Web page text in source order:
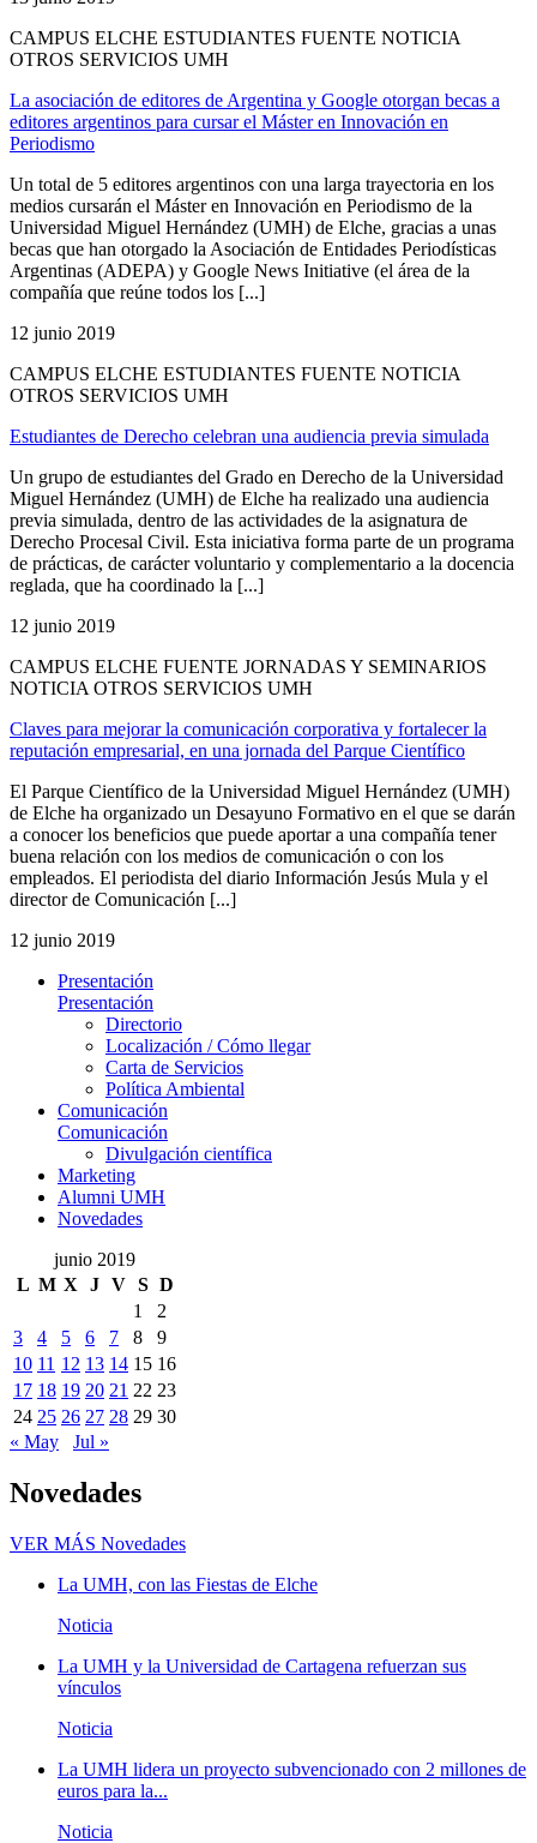
CAMPUS ELCHE ESTUDIANTES FUENTE NOTICIA
OTROS SERVICIOS UMH
La asociación de editores de Argentina y Google otorgan becas a
editores argentinos para cursar el Máster en Innovación en
Periodismo
Un total de 5 editores argentinos con una larga trayectoria en los
medios cursarán el Máster en Innovación en Periodismo de la
Universidad Miguel Hernández (UMH) de Elche, gracias a unas
becas que han otorgado la Asociación de Entidades Periodísticas
Argentinas (ADEPA) y Google News Initiative (el área de la
compañía que reúne todos los [...]
12 junio 2019
CAMPUS ELCHE ESTUDIANTES FUENTE NOTICIA
OTROS SERVICIOS UMH
Estudiantes de Derecho celebran una audiencia previa simulada
Un grupo de estudiantes del Grado en Derecho de la Universidad
Miguel Hernández (UMH) de Elche ha realizado una audiencia
previa simulada, dentro de las actividades de la asignatura de
Derecho Procesal Civil. Esta iniciativa forma parte de un programa
de prácticas, de carácter voluntario y complementario a la docencia
reglada, que ha coordinado la [...]
12 junio 2019
CAMPUS ELCHE FUENTE JORNADAS Y SEMINARIOS
NOTICIA OTROS SERVICIOS UMH
Claves para mejorar la comunicación corporativa y fortalecer la
reputación empresarial, en una jornada del Parque Científico
El Parque Científico de la Universidad Miguel Hernández (UMH)
de Elche ha organizado un Desayuno Formativo en el que se darán
a conocer los beneficios que puede aportar a una compañía tener
buena relación con los medios de comunicación o con los
empleados. El periodista del diario Información Jesús Mula y el
director de Comunicación [...]
12 junio 2019
Presentación
Presentación
Directorio
Localización / Cómo llegar
Carta de Servicios
Política Ambiental
Comunicación
Comunicación
Divulgación científica
Marketing
Alumni UMH
Novedades
junio 2019
L M X J V S D
1
2
3
4 5 6 7 8
9
10 11 12 13 14 15 16
17 18 19 20 21 22 23
24 25 26 27 28 29 30
« May
Jul »
Novedades
VER MÁS Novedades
La UMH, con las Fiestas de Elche
Noticia
La UMH y la Universidad de Cartagena refuerzan sus
vínculos
Noticia
La UMH lidera un proyecto subvencionado con 2 millones de
euros para la...
Noticia